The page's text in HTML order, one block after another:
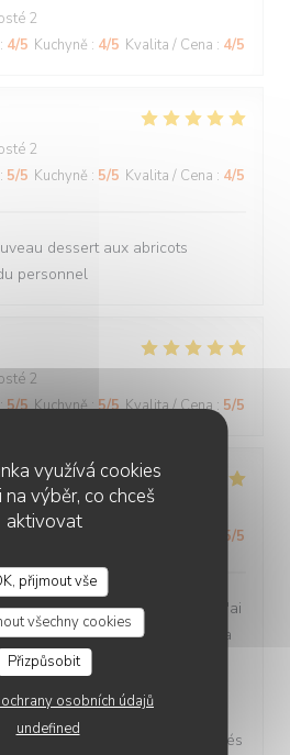
využívá cookies
na výběr, co chceš
aktivovat
přijmout vše
všechny cookies
Přizpůsobit
osobních údajů
undefined
2
: 4/5 Kuchyně : 4/5 Kvalita / Cena : 4/5
2
: 5/5 Kuchyně : 5/5 Kvalita / Cena : 4/5
dessert aux abricots
personnel
2
5/5 Kuchyně:5/5 Kvalita / Cena: 5/5
3
5/5
fois déçue par Arnaud & Co, j'ai
par le nouveau restaurant La
une cuisine italienne goûteuse
aux légumes,
à base de produits frais,
dans les plats proposés
FOGLIA